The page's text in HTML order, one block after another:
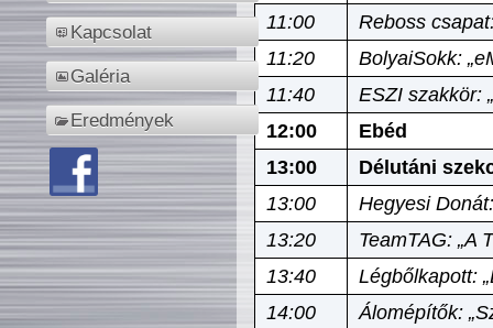
Kapcsolat
Galéria
Eredmények
11:00
Reboss
11:20
BolyaiSokk:
11:40
ESZI szakkör:
12:00
Ebéd
13:00
Délutáni
13:00
Hegyesi
13:20
TeamTAG: „A
13:40
Légbőlkapott:
14:00
Álomépítők: